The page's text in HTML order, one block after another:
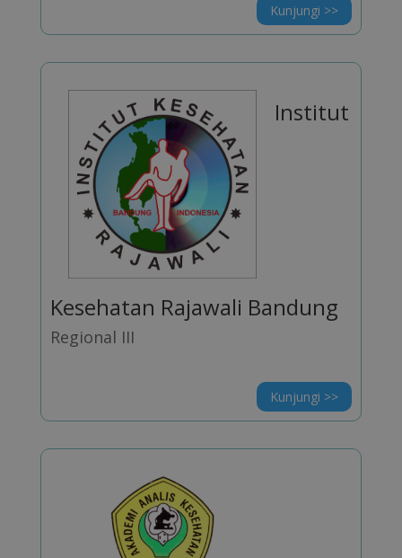
Kunjungi >>
Institut
Kesehatan Rajawali Bandung
Regional III
Kunjungi >>